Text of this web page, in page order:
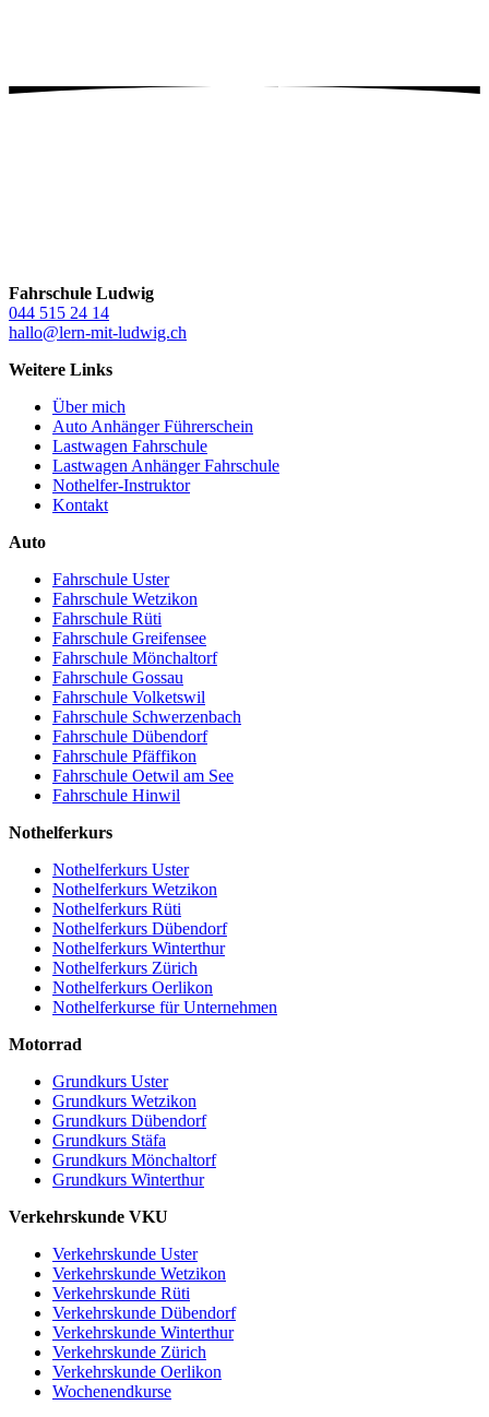
Fahrschule Ludwig
044 515 24 14
hallo@lern-mit-ludwig.ch
Weitere Links
Über mich
Auto Anhänger Führerschein
Lastwagen Fahrschule
Lastwagen Anhänger Fahrschule
Nothelfer-Instruktor
Kontakt
Auto
Fahrschule Uster
Fahrschule Wetzikon
Fahrschule Rüti
Fahrschule Greifensee
Fahrschule Mönchaltorf
Fahrschule Gossau
Fahrschule Volketswil
Fahrschule Schwerzenbach
Fahrschule Dübendorf
Fahrschule Pfäffikon
Fahrschule Oetwil am See
Fahrschule Hinwil
Nothelferkurs
Nothelferkurs Uster
Nothelferkurs Wetzikon
Nothelferkurs Rüti
Nothelferkurs Dübendorf
Nothelferkurs Winterthur
Nothelferkurs Zürich
Nothelferkurs Oerlikon
Nothelferkurse für Unternehmen
Motorrad
Grundkurs Uster
Grundkurs Wetzikon
Grundkurs Dübendorf
Grundkurs Stäfa
Grundkurs Mönchaltorf
Grundkurs Winterthur
Verkehrskunde VKU
Verkehrskunde Uster
Verkehrskunde Wetzikon
Verkehrskunde Rüti
Verkehrskunde Dübendorf
Verkehrskunde Winterthur
Verkehrskunde Zürich
Verkehrskunde Oerlikon
Wochenendkurse